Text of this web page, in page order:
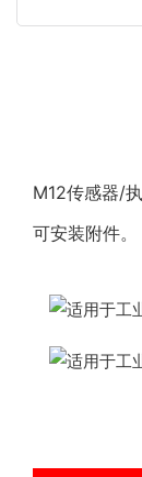
M12传感器/
可安装附件。